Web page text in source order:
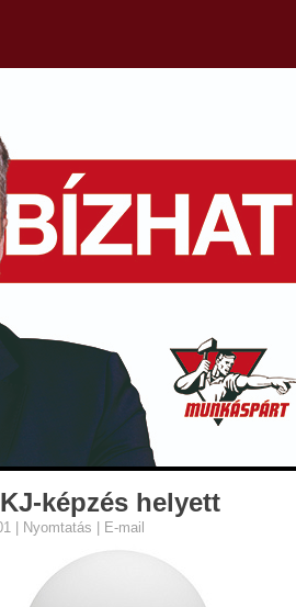
képzés helyett
| Nyomtatás E-mail